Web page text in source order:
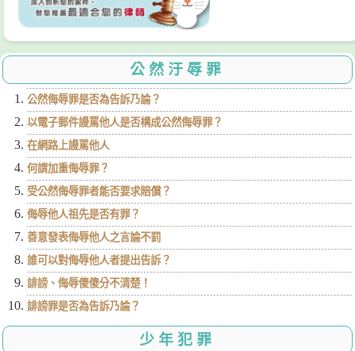
公然汙辱罪
公然侮辱罪是否為告訴乃論？
以電子郵件謾罵他人是否構成公然侮辱罪？
在網路上謾罵他人
何謂加重侮辱罪？
受公然侮辱罪者能否要求賠償？
侮辱他人祖先是否有罪？
善意發表侮辱他人之言論不罰
誰可以對侮辱他人者提出告訴？
誹謗、侮辱傻傻分不清楚！
誹謗罪是否為告訴乃論？
少年犯罪